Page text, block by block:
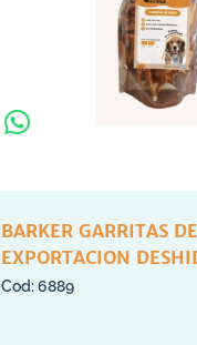
BARKER GARRITAS DE
EXPORTACION
10 UNID
6889